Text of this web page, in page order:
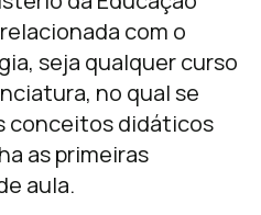
com o
seja qualquer curso
no qual se
conceitos didáticos
as primeiras
aula.